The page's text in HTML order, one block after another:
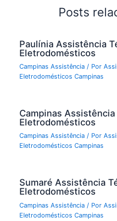
Posts
Paulínia Assistência
Eletrodomésticos
Campinas Assistência / Por
Eletrodomésticos Campinas
Campinas Assistência
Eletrodomésticos
Campinas Assistência / Por
Eletrodomésticos Campinas
Sumaré Assistência
Eletrodomésticos
Campinas Assistência / Por
Eletrodomésticos Campinas